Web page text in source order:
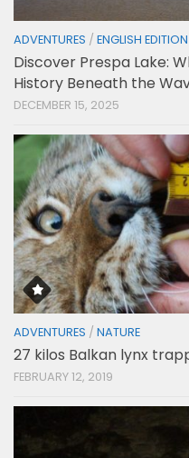
ADVENTURES / ENGLISH EDITION
Discover Prespa Lake:
History Beneath the
DECEMBER 15, 2025
ADVENTURES / NATURE
27 kilos Balkan lynx
FEBRUARY 12, 2019